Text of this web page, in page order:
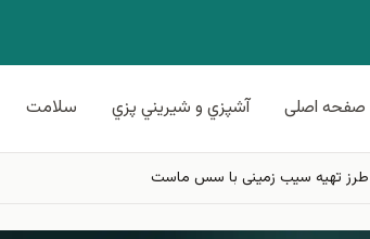
صفحه اصلی آشپزي و شيريني پزي سلامت
طرز تهیه سیب زمینی با سس ماست